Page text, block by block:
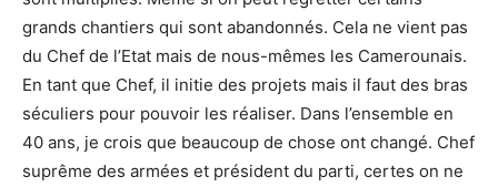
grands chantiers qui sont abandonnés. Cela ne vient pas
du Chef de l’Etat mais de nous-mêmes les Camerounais.
En tant que Chef, il initie des projets mais il faut des bras
séculiers pour pouvoir les réaliser. Dans l’ensemble en
40 ans, je crois que beaucoup de chose ont changé. Chef
suprême des armées et président du parti, certes on ne